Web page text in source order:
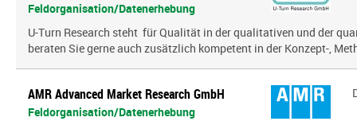
Feldorganisation/Datenerhebung
U-Turn Research steht für Qualität in der qualitativen und der
beraten Sie gerne auch zusätzlich kompetent in der Konzept-,
AMR Advanced Market Research GmbH
Feldorganisation/Datenerhebung